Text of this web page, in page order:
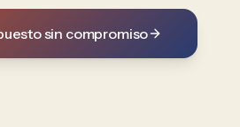
sin compromiso